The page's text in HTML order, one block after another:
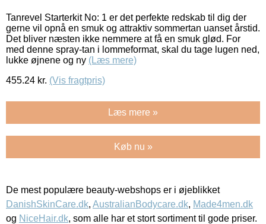
Tanrevel Starterkit No: 1 er det perfekte redskab til dig der
gerne vil opnå en smuk og attraktiv sommertan uanset årstid.
Det bliver næsten ikke nemmere at få en smuk glød. For
med denne spray-tan i lommeformat, skal du tage lugen ned,
lukke øjnene og ny (Læs mere)
455.24 kr. (Vis fragtpris)
Læs mere »
Køb nu »
De mest populære beauty-webshops er i øjeblikket
DanishSkinCare.dk, AustralianBodycare.dk, Made4men.dk
og NiceHair.dk, som alle har et stort sortiment til gode priser.